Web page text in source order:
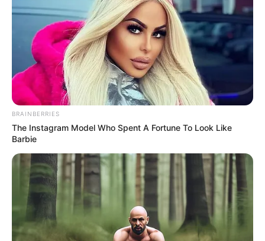
BRAINBERRIES
The Instagram Model Who Spent A Fortune To Look Like
Barbie